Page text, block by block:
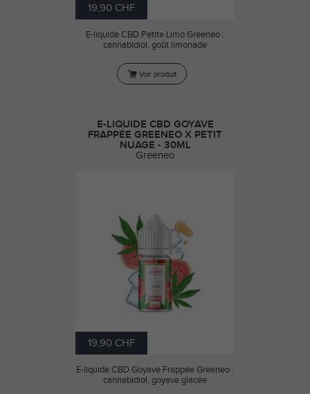
19,90 CHF
E-liquide CBD Petite Limo Greeneo :
cannabidiol, goût limonade
Voir produit
E-LIQUIDE CBD GOYAVE
FRAPPÉE GREENEO X PETIT
NUAGE - 30ML
Greeneo
19,90 CHF
E-liquide CBD Goyave Frappée Greeneo :
cannabidiol, goyave glacée